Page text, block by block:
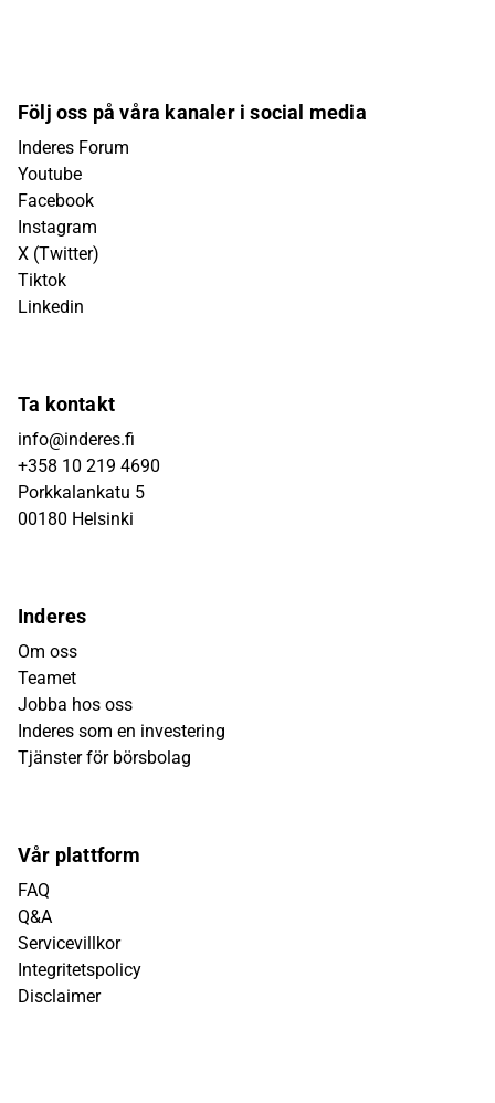
Följ oss på våra kanaler i social media
Inderes Forum
Youtube
Facebook
Instagram
X (Twitter)
Tiktok
Linkedin
Ta kontakt
info@inderes.fi
+358 10 219 4690
Porkkalankatu 5
00180 Helsinki
Inderes
Om oss
Teamet
Jobba hos oss
Inderes som en investering
Tjänster för börsbolag
Vår plattform
FAQ
Q&A
Servicevillkor
Integritetspolicy
Disclaimer